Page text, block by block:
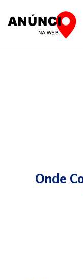
Onde